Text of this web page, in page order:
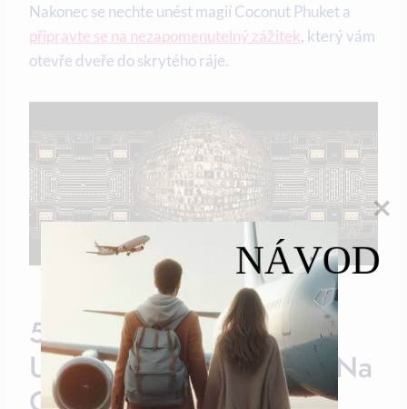
Nakonec se⁣ nechte unést magií Coconut Phuket a⁣
připravte se na nezapomenutelný zážitek, který vám
otevře dveře⁤ do‌ skrytého ráje.
5. Doporučení Ohledně
Ubytování A Stravování Na
NÁVOD